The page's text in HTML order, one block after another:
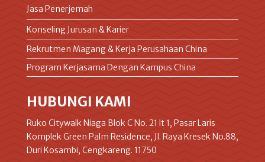
Jasa Penerjemah
Konseling Jurusan & Karier
Rekrutmen Magang & Kerja Perusahaan China
Program Kerjasama Dengan Kampus China
HUBUNGI KAMI
Ruko Citywalk Niaga Blok C No. 21 lt 1, Pasar Laris
Komplek Green Palm Residence, Jl. Raya Kresek No.88,
Duri Kosambi, Cengkareng. 11750